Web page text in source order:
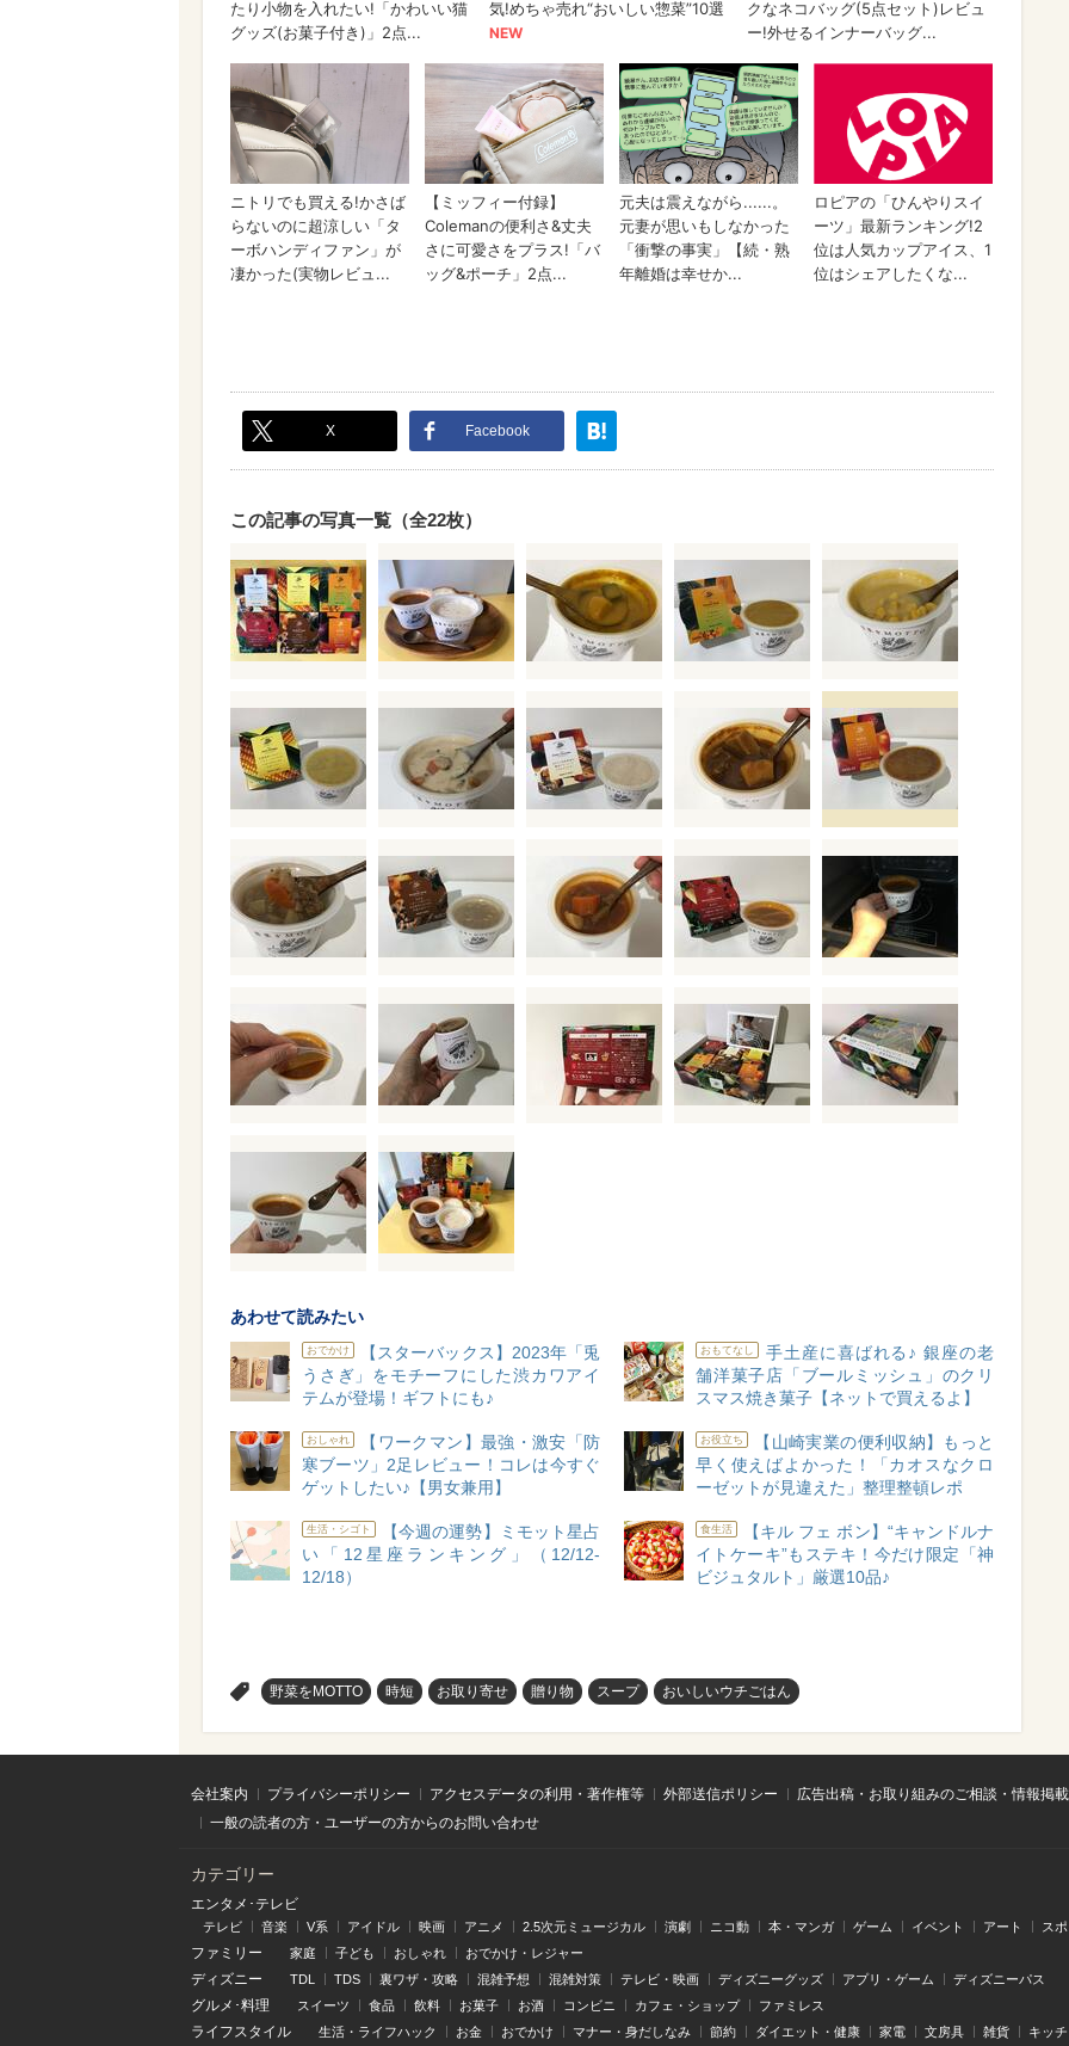
X Facebook
この記事の写真一覧（全22枚）
あわせて読みたい
おでかけ
【スターバックス】2023年「兎
うさぎ」をモチーフにした渋カワアイ
テムが登場！ギフトにも♪
おもてなし
手土産に喜ばれる♪ 銀座の老
舗洋菓子店「ブールミッシュ」のクリ
スマス焼き菓子【ネットで買えるよ】
おしゃれ
【ワークマン】最強・激安「防
寒ブーツ」2足レビュー！コレは今すぐ
ゲットしたい♪【男女兼用】
お役立ち
【山崎実業の便利収納】もっと
早く使えばよかった！「カオスなクロ
ーゼットが見違えた」整理整頓レポ
生活・シゴト
【今週の運勢】ミモット星占
い「12星座ランキング」（12/12-
12/18）
食生活
【キル フェ ボン】“キャンドルナ
イトケーキ”もステキ！今だけ限定「神
ビジュタルト」厳選10品♪
野菜をMOTTO 時短 お取り寄せ 贈り物 スープ おいしいウチごはん
会社案内 プライバシーポリシー アクセスデータの利用・著作権等 外部送信ポリシー
広告出稿・お取り組みのご相談・情報掲
一般の読者の方・ユーザーの方からのお問い合わせ
カテゴリー
エンタメ･テレビ
テレビ 音楽 V系 アイドル 映画 アニメ 2.5次元ミュージカル 演劇 ニコ動 本・マンガ ゲーム イベント アート ス
ファミリー 家庭 子ども おしゃれ おでかけ・レジャー
ディズニー TDL TDS 裏ワザ・攻略 混雑予想 混雑対策 テレビ・映画 ディズニーグッズ アプリ・ゲーム ディズニーパス
グルメ･料理 スイーツ 食品 飲料 お菓子 お酒 コンビニ カフェ・ショップ ファミレス
ライフスタイル 生活・ライフハック お金 おでかけ マナー・身だしなみ 節約 ダイエット・健康 家電 文房具 雑貨 キッ